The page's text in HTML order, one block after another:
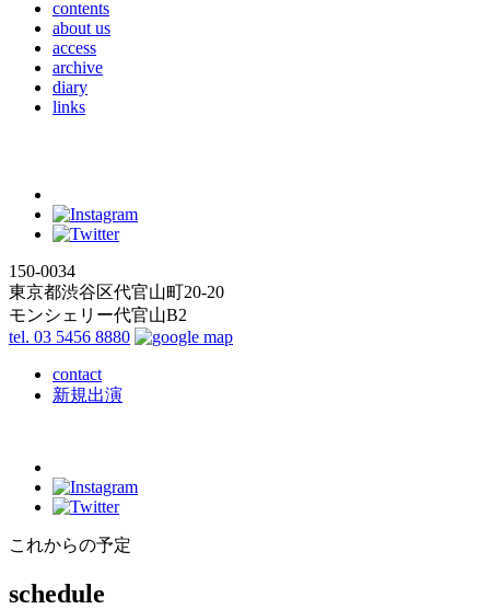
contents
about us
access
archive
diary
links
150-0034
東京都渋谷区代官山町20-20
モンシェリー代官山B2
tel. 03 5456 8880
contact
新規出演
これからの予定
schedule